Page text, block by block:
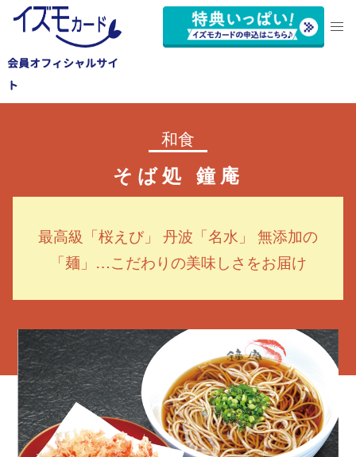
会員オフィシャルサイ
ト
和食
そば処 鐘庵
最高級「桜えび」 丹波「名水」 無添加の
「麺」…こだわりの美味しさをお届け